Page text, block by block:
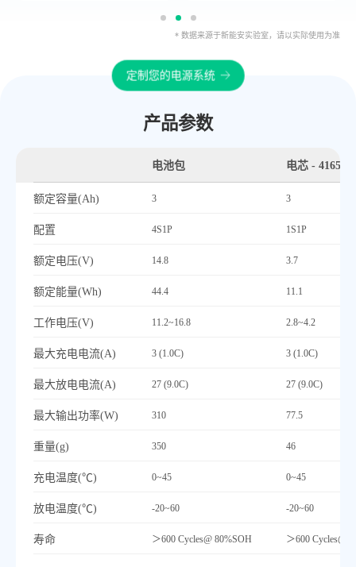
* 数据来源于新能安实验室，请以实际使用为准
定制您的电源系统
产品参数
电池包 电芯 - 416587
额定容量(Ah) 3 3
配置 4S1P 1S1P
额定电压(V) 14.8 3.7
额定能量(Wh) 44.4 11.1
工作电压(V) 11.2~16.8 2.8~4.2
最大充电电流(A) 3 (1.0C) 3 (1.0C)
最大放电电流(A) 27 (9.0C) 27 (9.0C)
最大输出功率(W) 310 77.5
重量(g) 350 46
充电温度(℃) 0~45 0~45
放电温度(℃) -20~60 -20~60
寿命 ＞600 Cycles@ 80%SOH ＞600 Cycles@